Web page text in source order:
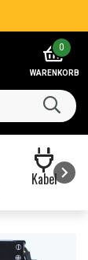
0
WARENKORB
Kabel